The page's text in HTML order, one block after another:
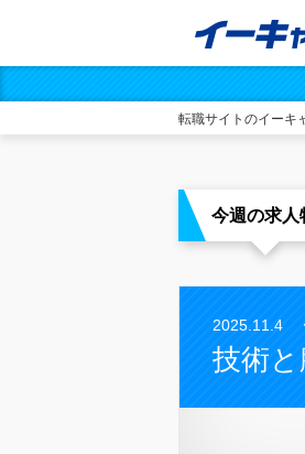
転職サイトのイーキ
今週の求人
2025.11.4
技術